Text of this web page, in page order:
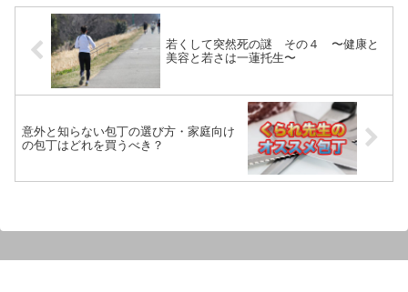
若くして突然死の謎 その４ 〜健康と
美容と若さは一蓮托生〜
意外と知らない包丁の選び方・家庭向け
の包丁はどれを買うべき？